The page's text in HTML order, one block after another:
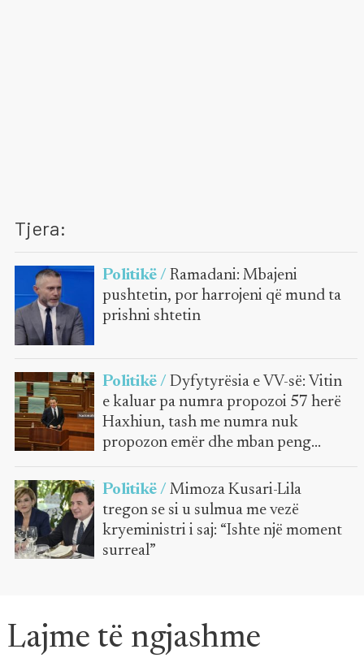
Tjera:
Politikë / Ramadani: Mbajeni
pushtetin, por harrojeni që mund ta
prishni shtetin
Politikë / Dyfytyrësia e VV-së: Vitin
e kaluar pa numra propozoi 57 herë
Haxhiun, tash me numra nuk
propozon emër dhe mban peng
Kuvendin
Politikë / Mimoza Kusari-Lila
tregon se si u sulmua me vezë
kryeministri i saj: “Ishte një moment
surreal”
Lajme të ngjashme